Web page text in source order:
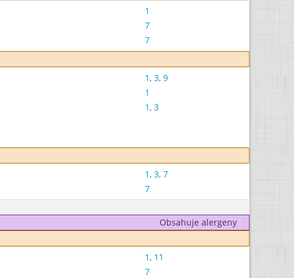
1
7
7
1, 3, 9
1
1, 3
1, 3, 7
7
Obsahuje alergeny
1, 11
7